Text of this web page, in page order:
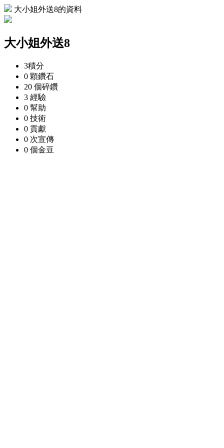
大小姐外送8的資料
大小姐外送8
3積分
0 顆鑽石
20 個碎鑽
3 經驗
0 幫助
0 技術
0 貢獻
0 次宣傳
0 個金豆